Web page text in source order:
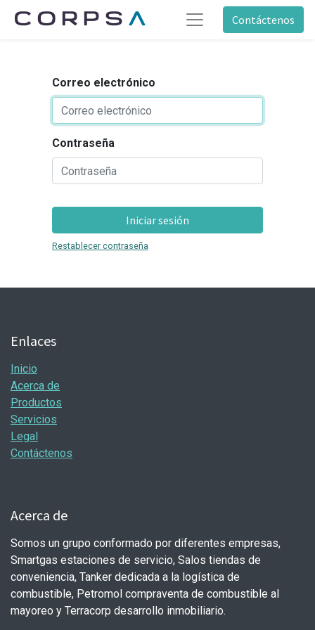
Contáctenos
Correo electrónico
Contraseña
Iniciar sesión
Restablecer contraseña
Enlaces
Inicio
Acerca de
Productos
Servicios
Legal
Contáctenos
Acerca de
Somos un grupo conformado por diferentes empresas,
Smartgas estaciones de servicio, Salos tiendas de
conveniencia, Tanker dedicada a la logística de
combustible, Petromol compraventa de combustible al
mayoreo y Terracorp desarrollo inmobiliario.